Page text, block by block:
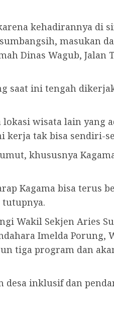
kehadirannya di
masukan
Dinas Wagub, Jalan
saat ini tengah
wisata lain yang
kerja tak bisa sendiri-
khususnya
Kagama bisa terus
Wakil Sekjen Aries
Imelda
tiga program dan
inklusif dan